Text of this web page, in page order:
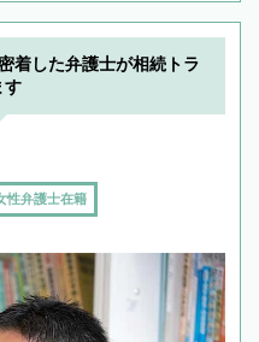
着した弁護士が相続トラ
す
性弁護士在籍